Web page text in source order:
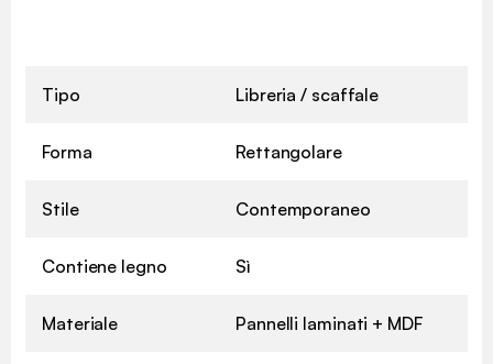
Tipo Libreria / scaffale
Forma Rettangolare
Stile Contemporaneo
Contiene legno Sì
Materiale Pannelli laminati + MDF